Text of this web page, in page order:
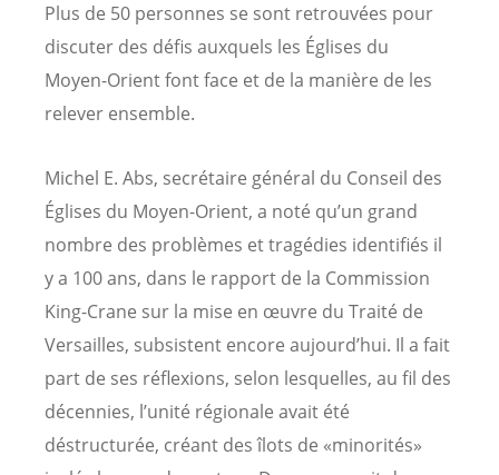
Plus de 50 personnes se sont retrouvées pour
discuter des défis auxquels les Églises du
Moyen-Orient font face et de la manière de les
relever ensemble.
Michel E. Abs, secrétaire général du Conseil des
Églises du Moyen-Orient, a noté qu’un grand
nombre des problèmes et tragédies identifiés il
y a 100 ans, dans le rapport de la Commission
King-Crane sur la mise en œuvre du Traité de
Versailles, subsistent encore aujourd’hui. Il a fait
part de ses réflexions, selon lesquelles, au fil des
décennies, l’unité régionale avait été
déstructurée, créant des îlots de «minorités»